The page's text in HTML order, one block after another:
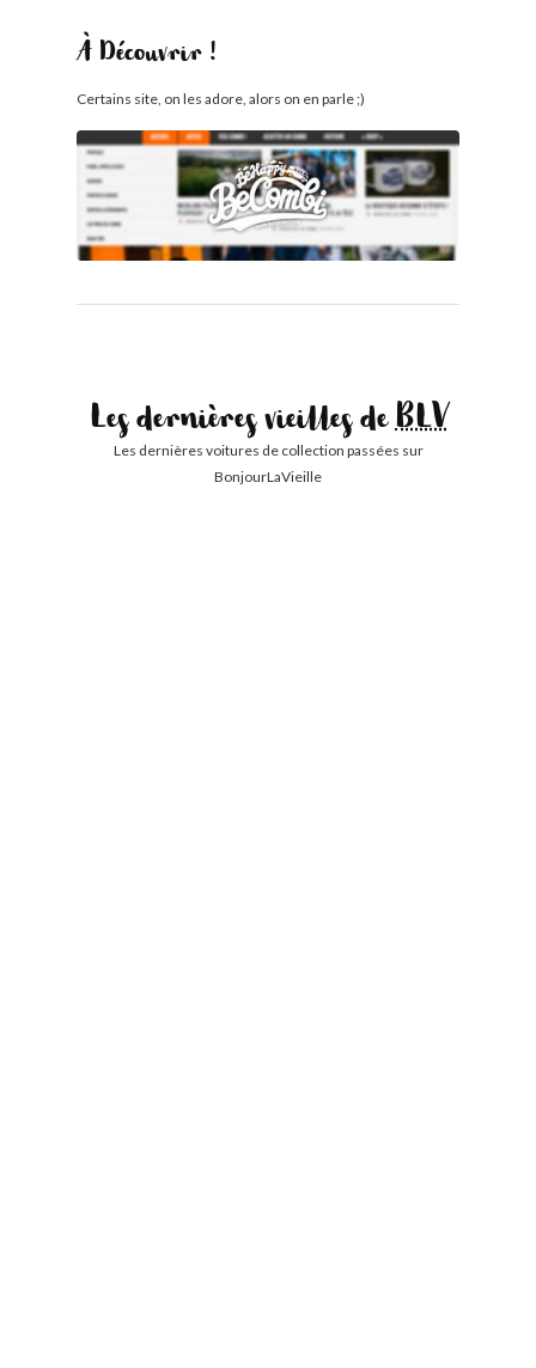
À Découvrir !
Certains site, on les adore, alors on en parle ;)
Les dernières vieilles deBLV
Les dernières voitures de collection passées sur
BonjourLaVieille